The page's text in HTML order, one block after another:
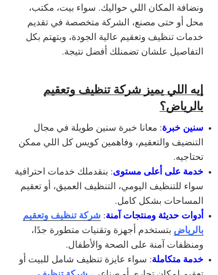
ونضافة المكان اللي حواليك. سواء بيت، مكتب،
محل أو حتى مصنع، الشركة متخصصة في تقديم
خدمات تنظيف وتعقيم عالية الجودة، وبتهتم بكل
التفاصيل علشان تضمنلك أفضل نتيجة.
إيه اللي يميز شركة تنظيف وتعقيم
بالرياض؟
سنين خبرة: معانا خبرة سنين طويلة في مجال
التنضيف والتعقيم، وفاهمين كويس كل اللي ممكن
تحتاجيه.
خدمة على أعلى مستوى: بنقدملك خدمات احترافية
سواء للتنظيف اليومي، التنظيف العميق، أو تعقيم
المساحات بشكل كامل.
أدوات حديثة ومنتجات آمنة: شركة تنظيف وتعقيم
بالرياض بتستخدم أجهزة وتقنيات متطورة جدًا،
ومنظفات آمنة على الصحة والأطفال.
خدمة متكاملة: سواء عايزة تنظيف شامل للبيت أو